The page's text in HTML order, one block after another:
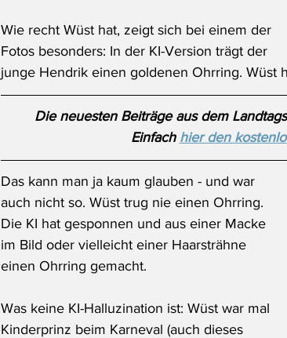
Wie recht Wüst hat, zeigt sich bei einem der
Fotos besonders: In der KI-Version trägt der
junge Hendrik einen goldenen Ohrring. Wüst
Die neuesten Beiträge aus dem
Einfach hier den
Das kann man ja kaum glauben - und war
auch nicht so. Wüst trug nie einen Ohrring.
Die KI hat gesponnen und aus einer Macke
im Bild oder vielleicht einer Haarsträhne
einen Ohrring gemacht.
Was keine KI-Halluzination ist: Wüst war mal
Kinderprinz beim Karneval (auch dieses